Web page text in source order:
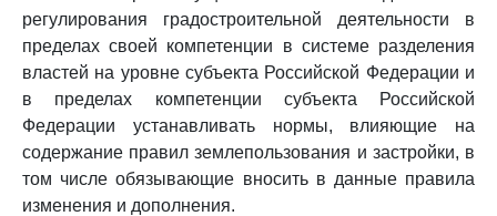
регулирования градостроительной деятельности в
пределах своей компетенции в системе разделения
властей на уровне субъекта Российской Федерации и
в пределах компетенции субъекта Российской
Федерации устанавливать нормы, влияющие на
содержание правил землепользования и застройки, в
том числе обязывающие вносить в данные правила
изменения и дополнения.